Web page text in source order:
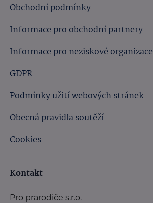
Obchodní podmínky
Informace pro obchodní partnery
Informace pro neziskové organizace
GDPR
Podmínky užití webových stránek
Obecná pravidla soutěží
Cookies
Kontakt
Pro prarodiče s.r.o.